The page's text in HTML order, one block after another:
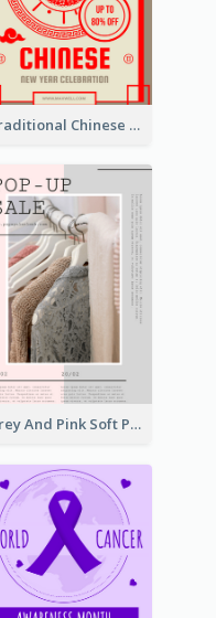
Traditional Chinese New Year Promotional Designs
Grey And Pink Soft Photo Pop Up Sale Poster